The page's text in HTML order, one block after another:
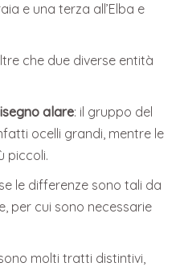
e una terza all’Elba e
che due diverse entità
alare: il gruppo del
ocelli grandi, mentre le
piccoli.
le differenze sono tali da
per cui sono necessarie
molti tratti distintivi,